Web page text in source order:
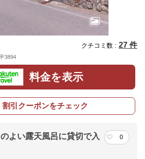
クチコミ数 : 27 件
3894
料金を表示
割引クーポンをチェック
よい露天風呂に貸切で入
0